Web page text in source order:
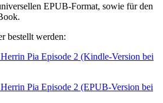
EPUB-Format, sowie für den
bestellt werden:
Pia Episode 2 (Kindle-Version bei
Pia Episode 2 (EPUB-Version bei